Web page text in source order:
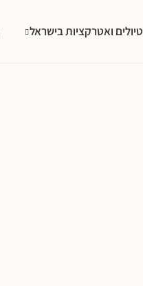
טיולים ואטרקציות בישראל